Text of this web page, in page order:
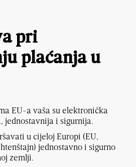
pri
plaćanja u
EU-a vaša su elektronička
jednostavnija i sigurnija.
u cijeloj Europi (EU,
jednostavno i sigurno
zemlji.